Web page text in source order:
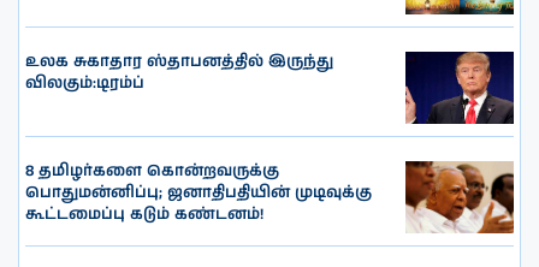
உலக சுகாதார ஸ்தாபனத்தில் இருந்து
விலகும்:டிரம்ப்
8 தமிழர்களை கொன்றவருக்கு
பொதுமன்னிப்பு; ஜனாதிபதியின் முடிவுக்கு
கூட்டமைப்பு கடும் கண்டனம்!